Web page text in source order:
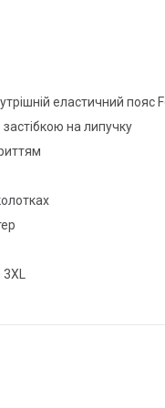
еластичний пояс
на липучку
3XL